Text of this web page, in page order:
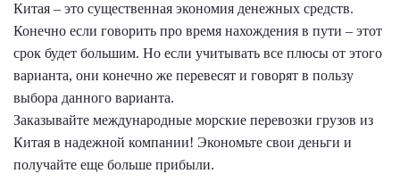
Китая – это существенная экономия денежных средств.
Конечно если говорить про время нахождения в пути – этот
срок будет большим. Но если учитывать все плюсы от этого
варианта, они конечно же перевесят и говорят в пользу
выбора данного варианта.
Заказывайте международные морские перевозки грузов из
Китая в надежной компании! Экономьте свои деньги и
получайте еще больше прибыли.